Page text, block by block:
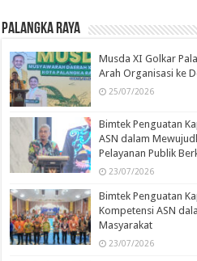
Palangka Raya
Musda XI Golkar
Arah Organisasi ke
25/07/2026
Bimtek Penguatan
ASN dalam
Pelayanan Publik
23/07/2026
Bimtek Penguatan
Kompetensi ASN
Masyarakat
23/07/2026